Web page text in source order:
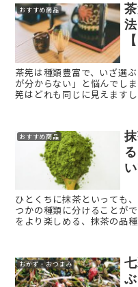
おすすめ商品
茶筅は種類豊富で、いざ選
が分からない」と悩んでし
筅はどれも同じに見えます
おすすめ商品
ひとくちに抹茶といっても
つかの種類に分けることが
をより楽しめる、抹茶の品
おかず・おつまみ